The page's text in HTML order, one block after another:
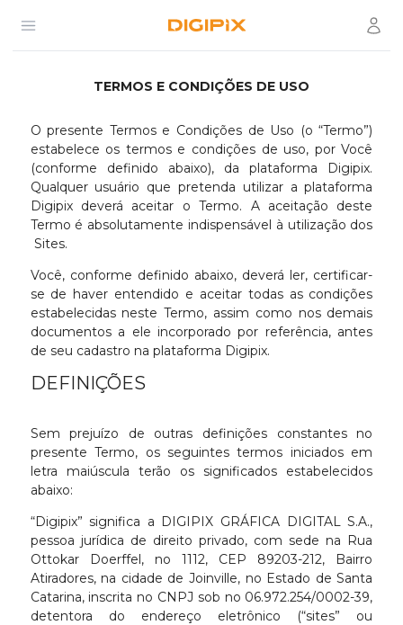
Open menu Digipix
TERMOS E CONDIÇÕES DE USO
O presente Termos e Condições de Uso (o “Termo”)
estabelece os termos e condições de uso, por Você
(conforme definido abaixo), da plataforma Digipix.
Qualquer usuário que pretenda utilizar a plataforma
Digipix deverá aceitar o Termo. A aceitação deste
Termo é absolutamente indispensável à utilização dos
Sites.
Você, conforme definido abaixo, deverá ler, certificar-
se de haver entendido e aceitar todas as condições
estabelecidas neste Termo, assim como nos demais
documentos a ele incorporado por referência, antes
de seu cadastro na plataforma Digipix.
DEFINIÇÕES
Sem prejuízo de outras definições constantes no
presente Termo, os seguintes termos iniciados em
letra maiúscula terão os significados estabelecidos
abaixo:
“Digipix” significa a DIGIPIX GRÁFICA DIGITAL S.A.,
pessoa jurídica de direito privado, com sede na Rua
Ottokar Doerffel, no 1112, CEP 89203-212, Bairro
Atiradores, na cidade de Joinville, no Estado de Santa
Catarina, inscrita no CNPJ sob no 06.972.254/0002-39,
detentora do endereço eletrônico (“sites” ou